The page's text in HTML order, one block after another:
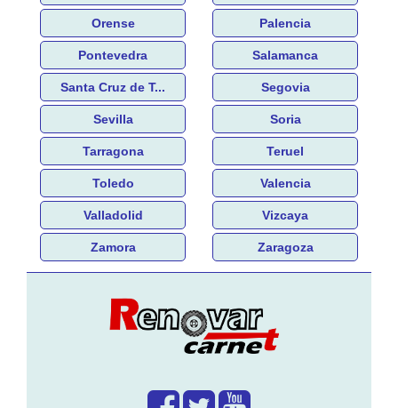
Orense Palencia
Pontevedra Salamanca
Santa Cruz de T... Segovia
Sevilla Soria
Tarragona Teruel
Toledo Valencia
Valladolid Vizcaya
Zamora Zaragoza